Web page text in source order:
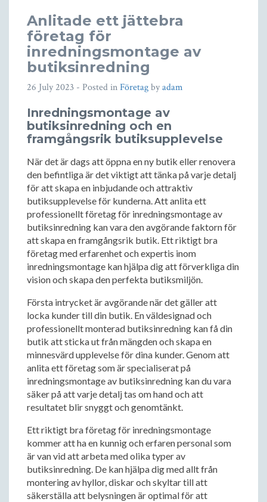
Anlitade ett jättebra
företag för
inredningsmontage av
butiksinredning
26 July 2023 - Posted inFöretagbyadam
Inredningsmontage av
butiksinredning och en
framgångsrik butiksupplevelse
När det är dags att öppna en ny butik eller renovera
den befintliga är det viktigt att tänka på varje detalj
för att skapa en inbjudande och attraktiv
butiksupplevelse för kunderna. Att anlita ett
professionellt företag för inredningsmontage av
butiksinredning kan vara den avgörande faktorn för
att skapa en framgångsrik butik. Ett riktigt bra
företag med erfarenhet och expertis inom
inredningsmontage kan hjälpa dig att förverkliga din
vision och skapa den perfekta butiksmiljön.
Första intrycket är avgörande när det gäller att
locka kunder till din butik. En väldesignad och
professionellt monterad butiksinredning kan få din
butik att sticka ut från mängden och skapa en
minnesvärd upplevelse för dina kunder. Genom att
anlita ett företag som är specialiserat på
inredningsmontage av butiksinredning kan du vara
säker på att varje detalj tas om hand och att
resultatet blir snyggt och genomtänkt.
Ett riktigt bra företag för inredningsmontage
kommer att ha en kunnig och erfaren personal som
är van vid att arbeta med olika typer av
butiksinredning. De kan hjälpa dig med allt från
montering av hyllor, diskar och skyltar till att
säkerställa att belysningen är optimal för att